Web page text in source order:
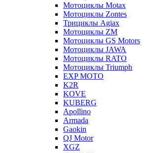
Мотоциклы Motax
Мотоциклы Zontes
Трициклы Agiax
Мотоциклы ZM
Мотоциклы GS Motors
Мотоциклы JAWA
Мотоциклы RATO
Мотоциклы Triumph
EXP MOTO
K2R
KOVE
KUBERG
Apollino
Armada
Gaokin
QJ Motor
XGZ